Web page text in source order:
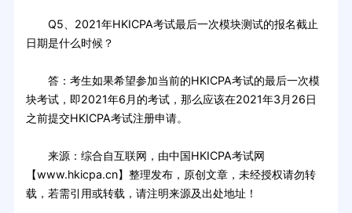
Q5、2021年HKICPA考试最后一次模块测试的报名截止
日期是什么时候？
答：考生如果希望参加当前的HKICPA考试的最后一次模
块考试，即2021年6月的考试，那么应该在2021年3月26日
之前提交HKICPA考试注册申请。
来源：综合自互联网，由中国HKICPA考试网
【www.hkicpa.cn】整理发布，原创文章，未经授权请勿转
载，若需引用或转载，请注明来源及出处地址！